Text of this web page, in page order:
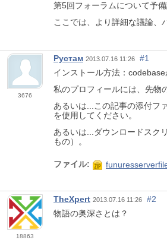
第5回フォーラムについて予備
ここでは、より詳細な議論、
3676
Рустам 2013.07.16 11:26
#1
インストール方法：
私のプロフィールには、先物
あるいは...この記事の添付フ
を使用してください。
あるいは...ダウンロードスク
もの）。
ファイル:
18863
TheXpert 2013.07.16 11:26
#2
物語の奥深さとは？